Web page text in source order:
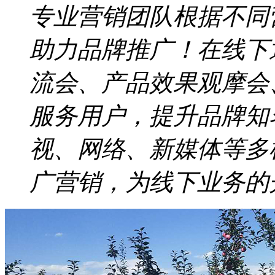
专业营销团队根据不
助力品牌推广！在线
流会、产品效果观摩
服务用户，提升品牌
视、网络、新媒体等
广营销，为线下业务